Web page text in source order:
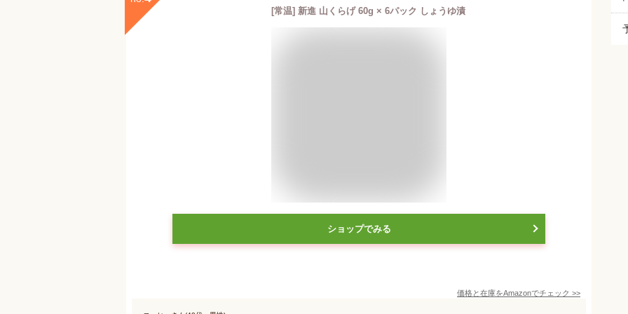
[常温] 新進 山くらげ 60g × 6パック しょうゆ漬
ショップでみる
価格と在庫をAmazonでチェック >>